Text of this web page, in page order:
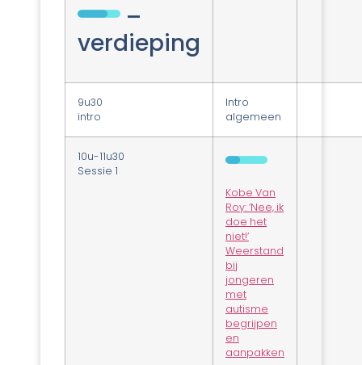
–
verdieping
9u30
intro
Intro
algemeen
10u-11u30
Sessie 1
Kobe Van
Roy: ‘Nee, ik
doe het
niet!’
Weerstand
bij
jongeren
met
autisme
begrijpen
en
aanpakken